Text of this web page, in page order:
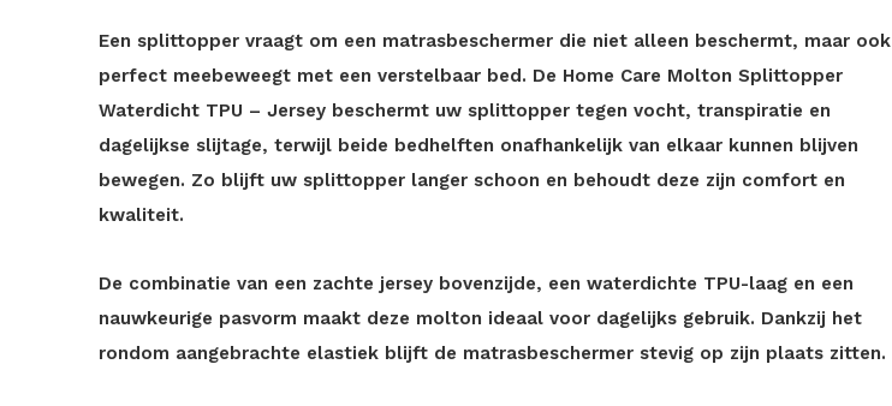
Een splittopper vraagt om een matrasbeschermer die niet alleen beschermt, maar ook
perfect meebeweegt met een verstelbaar bed. De Home Care Molton Splittopper
Waterdicht TPU – Jersey beschermt uw splittopper tegen vocht, transpiratie en
dagelijkse slijtage, terwijl beide bedhelften onafhankelijk van elkaar kunnen blijven
bewegen. Zo blijft uw splittopper langer schoon en behoudt deze zijn comfort en
kwaliteit.
De combinatie van een zachte jersey bovenzijde, een waterdichte TPU-laag en een
nauwkeurige pasvorm maakt deze molton ideaal voor dagelijks gebruik. Dankzij het
rondom aangebrachte elastiek blijft de matrasbeschermer stevig op zijn plaats zitten.